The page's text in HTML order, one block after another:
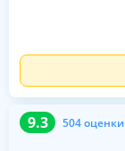
9.3 504 оценки
9.3 504 оценки